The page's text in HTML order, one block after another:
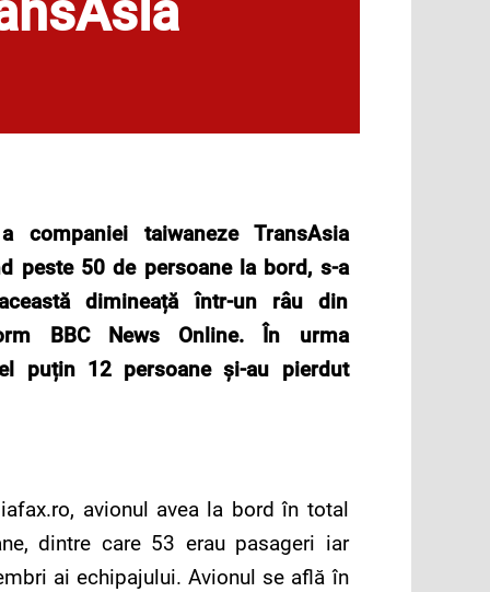
companiei taiwaneze TransAsia
peste 50 de persoane la bord, s-a
dimineață într-un râu din
BBC News Online. În urma
puțin 12 persoane și-au pierdut
avionul avea la bord în total
dintre care 53 erau pasageri iar
ai echipajului. Avionul se află în